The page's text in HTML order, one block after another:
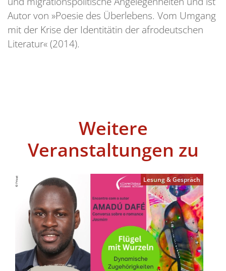
Autor von »Poesie des Überlebens. Vom Umgang
mit der Krise der Identitätin der afrodeutschen
Literatur« (2014).
Weitere
Veranstaltungen zu
Lesung & Gespräch